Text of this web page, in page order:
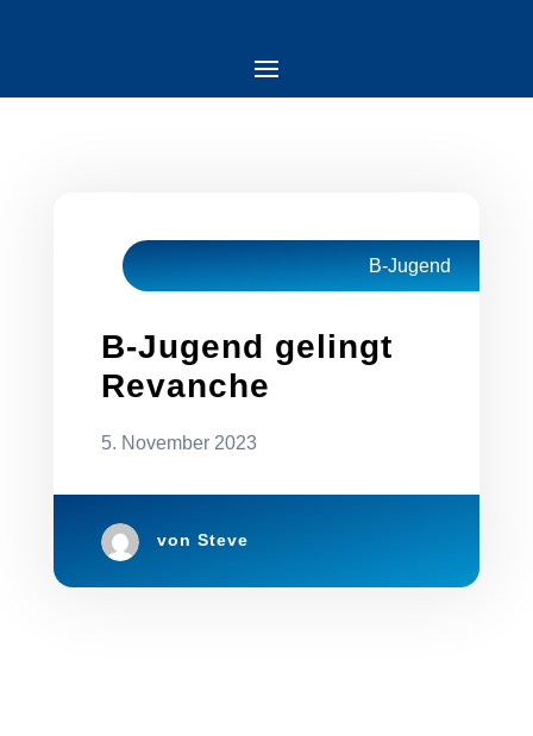
B-Jugend
B-Jugend gelingt
Revanche
5. November 2023
von Steve